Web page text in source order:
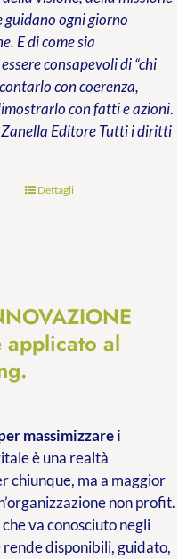
guidano ogni giorno
E di come sia
consapevoli di “chi
con coerenza,
con fatti e azioni.
EditoreTutti i diritti
Dettagli
al
massimizzare i
è una realtà
chiunque, ma a maggior
non profit.
che va conosciuto negli
disponibili, guidato,